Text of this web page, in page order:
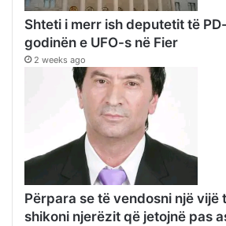
Shteti i merr ish deputetit të
godinën e UFO-s në Fier
2 weeks ago
Përpara se të vendosni një vijë
shikoni njerëzit që jetojnë pas